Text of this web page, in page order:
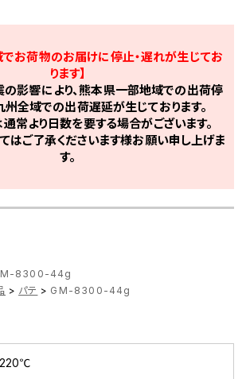
でお荷物のお届けに停止・遅れが生じてお
ります】
影響により、熊本県一部地域での出荷停
州全域での出荷遅延が生じております。
常より日数を要する場合がございます。
はご了承くださいます様お願い申し上げま
す。
8300-44g
> パテ > GM-8300-44g